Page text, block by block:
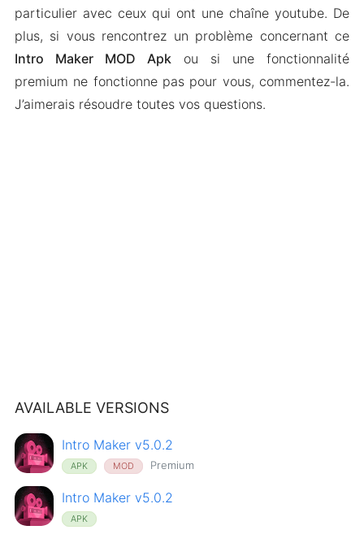
particulier avec ceux qui ont une chaîne youtube. De
plus, si vous rencontrez un problème concernant ce
Intro Maker MOD Apk ou si une fonctionnalité
premium ne fonctionne pas pour vous, commentez-la.
J’aimerais résoudre toutes vos questions.
AVAILABLE VERSIONS
Intro Maker v5.0.2
APK MOD Premium
Intro Maker v5.0.2
APK